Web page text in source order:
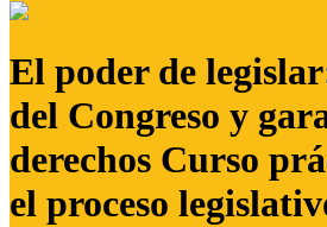
El poder de
del Congreso y
derechos Curso
el proceso